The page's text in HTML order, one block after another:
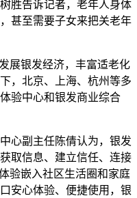
胜告诉记者，老年人身体
甚至需要子女来把关老年
展银发经济，丰富适老化
，北京、上海、杭州等多
验中心和银发商业综合
心副主任陈倩认为，银发
取信息、建立信任、连接
验嵌入社区生活圈和家庭
安心体验、便捷使用，银